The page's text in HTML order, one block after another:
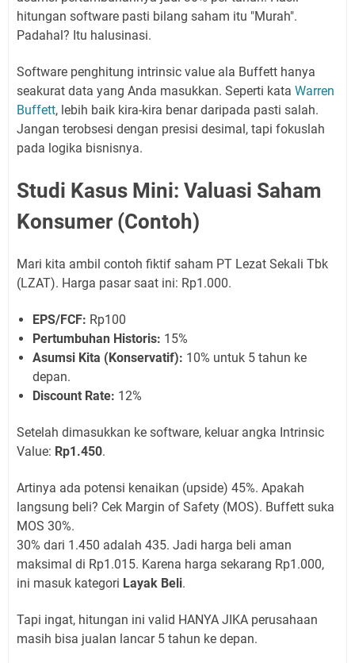
hitungan software pasti bilang saham itu "Murah".
Padahal? Itu halusinasi.
Software penghitung intrinsic value ala Buffett hanya
seakurat data yang Anda masukkan. Seperti kata Warren
Buffett, lebih baik kira-kira benar daripada pasti salah.
Jangan terobsesi dengan presisi desimal, tapi fokuslah
pada logika bisnisnya.
Studi Kasus Mini: Valuasi Saham
Konsumer (Contoh)
Mari kita ambil contoh fiktif saham PT Lezat Sekali Tbk
(LZAT). Harga pasar saat ini: Rp1.000.
EPS/FCF: Rp100
Pertumbuhan Historis: 15%
Asumsi Kita (Konservatif): 10% untuk 5 tahun ke
depan.
Discount Rate: 12%
Setelah dimasukkan ke software, keluar angka Intrinsic
Value: Rp1.450.
Artinya ada potensi kenaikan (upside) 45%. Apakah
langsung beli? Cek Margin of Safety (MOS). Buffett suka
MOS 30%.
30% dari 1.450 adalah 435. Jadi harga beli aman
maksimal di Rp1.015. Karena harga sekarang Rp1.000,
ini masuk kategori Layak Beli.
Tapi ingat, hitungan ini valid HANYA JIKA perusahaan
masih bisa jualan lancar 5 tahun ke depan.